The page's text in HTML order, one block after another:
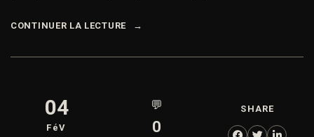
CONTINUER LA LECTURE
04
FéV
💬
0
SHARE